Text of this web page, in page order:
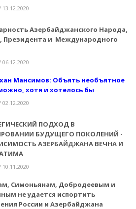
13.12.2020
Азербайджанского Народа,
Президента и Международного
06.12.2020
Мансимов: Объять необъятное
хотя и хотелось бы
02.12.2020
ПОДХОД В
БУДУЩЕГО ПОКОЛЕНИЙ -
АЗЕРБАЙДЖАНА ВЕЧНА И
10.11.2020
Симоньянам, Добродеевым и
не удается испортить
России и Азербайджана